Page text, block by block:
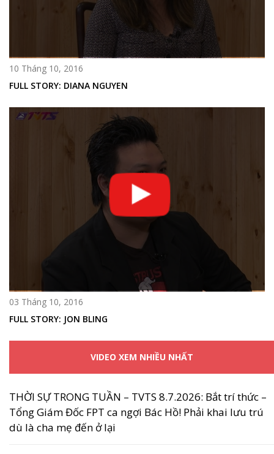
10 Tháng 10, 2016
FULL STORY: DIANA NGUYEN
03 Tháng 10, 2016
FULL STORY: JON BLING
VIDEO XEM NHIỀU NHẤT
THỜI SỰ TRONG TUẦN – TVTS 8.7.2026: Bắt trí thức –
Tổng Giám Đốc FPT ca ngợi Bác Hồ! Phải khai lưu trú
dù là cha mẹ đến ở lại